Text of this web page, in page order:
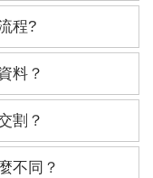
程?
料？
割？
不同？